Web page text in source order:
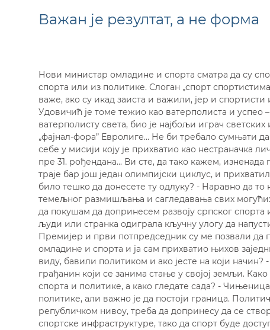
Важан је резултат, а не форма
Нови министар омладине и спорта сматра да су
спорта или из политике. Слоган „спорт
важе, ако су икад заиста и важили, јер и
Удовичић је томе тежио као ватерполиста и успео
ватерполисту света, био је најбољи играч
„фајнал-фора” Евролиге... Не би требало сумњати
себе у мисији коју је прихватио као нестраначка
пре 31. рођендана... Ви сте, да тако кажем,
траје бар још један олимпијски циклус, и
било тешко да донесете ту одлуку? - Наравно да то
темељног размишљања и сагледавања свих
да покушам да допринесем развоју српског спорта
људи или странка одиграла кључну улогу да
Премијер и први потпредседник су ме позвали
омладине и спорта и ја сам прихватио њихов
виду, бавили политиком и ако јесте на који
грађанин који се занима стање у својој земљи.
спорта и политике, а како гледате сада? -
политике, али важно је да постоји граница.
републичком нивоу, треба да допринесу да се
спортске инфраструктуре, тако да спорт буде